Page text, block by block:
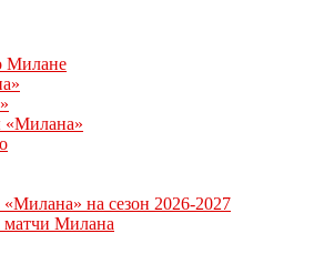
Милане
«Милана»
на сезон 2026-2027
матчи Милана